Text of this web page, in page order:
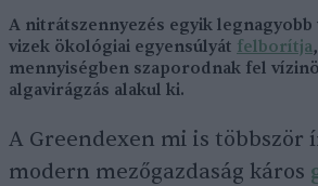
A nitrátszennyezés egyik legnagyobb
vizek ökológiai egyensúlyát felborítja
mennyiségben szaporodnak fel
algavirágzás alakul ki.
A Greendexen mi is többször
modern mezőgazdaság káros